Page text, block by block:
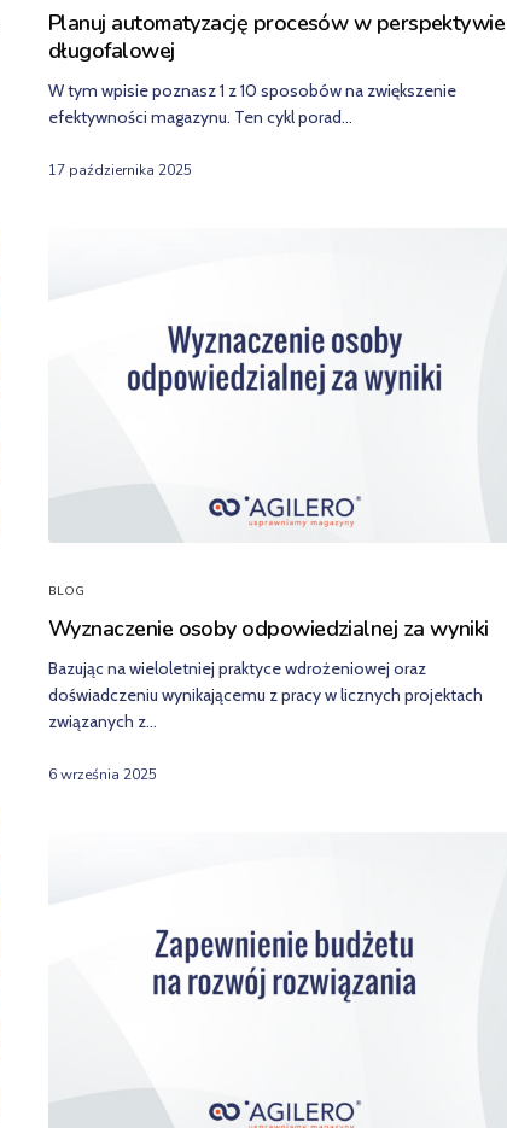
Planuj automatyzację procesów w perspektywie
długofalowej
W tym wpisie poznasz 1 z 10 sposobów na zwiększenie
efektywności magazynu. Ten cykl porad…
17 października 2025
BLOG
Wyznaczenie osoby odpowiedzialnej za wyniki
Bazując na wieloletniej praktyce wdrożeniowej oraz
doświadczeniu wynikającemu z pracy w licznych projektach
związanych z…
6 września 2025